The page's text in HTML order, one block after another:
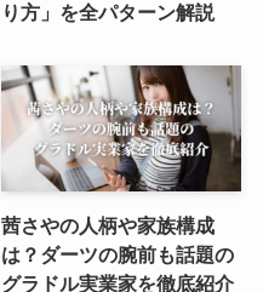
り方」を全パターン解説
茜さやの人柄や家族構成
は？ダーツの腕前も話題の
グラドル実業家を徹底紹介